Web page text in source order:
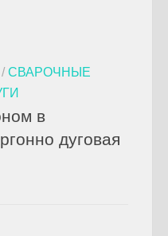
/ СВАРОЧНЫЕ
в
дуговая